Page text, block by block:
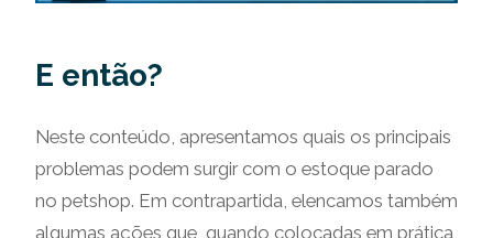
E então?
Neste conteúdo, apresentamos quais os principais
problemas podem surgir com o estoque parado
no petshop. Em contrapartida, elencamos também
algumas ações que, quando colocadas em prática,